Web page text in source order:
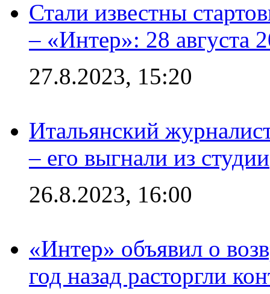
Стали известны
– «Интер»: 28 августа
27.8.2023, 15:20
Итальянский
– его выгнали из студии
26.8.2023, 16:00
«Интер» объявил о
год назад расторгли